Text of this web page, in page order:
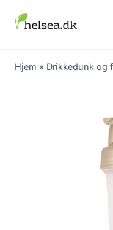
Hjem » Drikkedunk og